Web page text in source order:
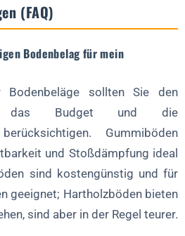
(FAQ)
Bodenbelag für mein
sollten Sie den
das Budget und die
Gummiböden
und Stoßdämpfung ideal
sind kostengünstig und für
geeignet; Hartholzböden bieten
sind aber in der Regel teurer.